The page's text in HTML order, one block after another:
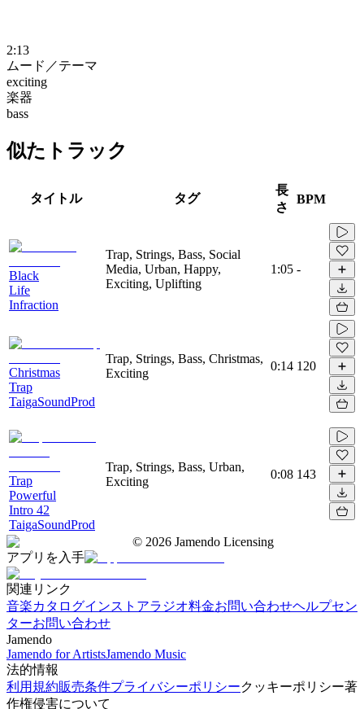
2:13
ムード／テーマ
exciting
楽器
bass
似たトラック
タイトル タグ
長
さ
BPM
Black
Life
Infraction
Trap, Strings, Bass, Social
Media, Urban, Happy,
Exciting, Uplifting
1:05 -
Christmas
Trap
TaigaSoundProd
Trap, Strings, Bass, Christmas,
Exciting
0:14 120
Trap
Powerful
Intro 42
TaigaSoundProd
Trap, Strings, Bass, Urban,
Exciting
0:08 143
© 2026 Jamendo Licensing
アプリを入手
関連リンク
音楽カタログインストアラジオ料金お問い合わせヘルプセン
ターお問い合わせ
Jamendo
Jamendo for ArtistsJamendo Music
法的情報
利用規約販売条件プライバシーポリシークッキーポリシー著
作権侵害について